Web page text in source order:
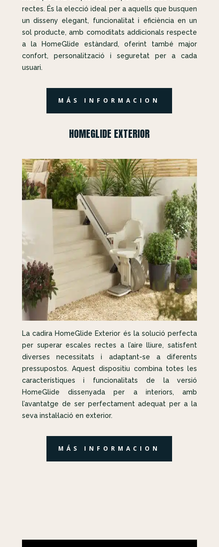
rectes. És la elecció ideal per a aquells que busquen
un disseny elegant, funcionalitat i eficiència en un
sol producte, amb comoditats addicionals respecte
a la HomeGlide estàndard, oferint també major
confort, personalització i seguretat per a cada
usuari.
MÁS INFORMACION
HOMEGLIDE EXTERIOR
La cadira HomeGlide Exterior és la solució perfecta
per superar escales rectes a l’aire lliure, satisfent
diverses necessitats i adaptant-se a diferents
pressupostos. Aquest dispositiu combina totes les
característiques i funcionalitats de la versió
HomeGlide dissenyada per a interiors, amb
l’avantatge de ser perfectament adequat per a la
seva instal·lació en exterior.
MÁS INFORMACION